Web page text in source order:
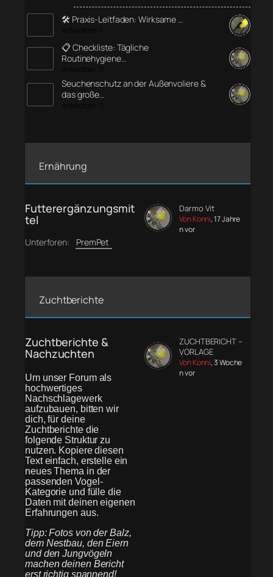
🛠️ Praxis-Leitfaden: Wirksame …
📋 Checkliste: Tägliche
Routinehygiene…
Seuchenschutz an der Außenvoliere &
das große…
Ernährung
Futterergänzungsmit
tel
Unterforen: PremPet
Darmo Vit
Von Konni, 17 Jahre
n vor
Zuchtberichte
Zuchtberichte &
Nachzuchten
Um unser Forum als
hochwertiges
Nachschlagewerk
aufzubauen, bitten wir
dich, für deine
Zuchtberichte die
folgende Struktur zu
nutzen. Kopiere diesen
Text einfach, erstelle ein
neues Thema in der
passenden Vogel-
Kategorie und fülle die
Daten mit deinen eigenen
Erfahrungen aus.
Tipp: Fotos von der Balz,
dem Nestbau, den Eiern
und den Jungvögeln
machen deinen Bericht
erst richtig spannend!
ZUCHTBERICHT –
VORLAGE
Von Konni, 3 Woche
n vor